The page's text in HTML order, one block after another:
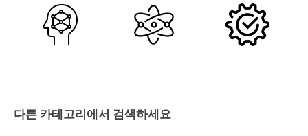
다른 카테고리에서 검색하세요